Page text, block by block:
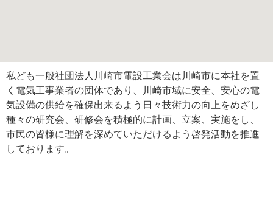
私ども一般社団法人川崎市電設工業会は川崎市に本社を置
く電気工事業者の団体であり、川崎市域に安全、安心の電
気設備の供給を確保出来るよう日々技術力の向上をめざし
種々の研究会、研修会を積極的に計画、立案、実施をし、
市民の皆様に理解を深めていただけるよう啓発活動を推進
しております。